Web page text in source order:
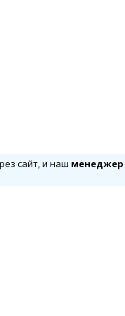
сайт, и наш менеджер